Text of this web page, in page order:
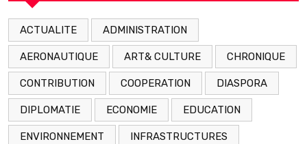
ACTUALITE ADMINISTRATION
AERONAUTIQUE ART& CULTURE CHRONIQUE
CONTRIBUTION COOPERATION DIASPORA
DIPLOMATIE ECONOMIE EDUCATION
ENVIRONNEMENT INFRASTRUCTURES